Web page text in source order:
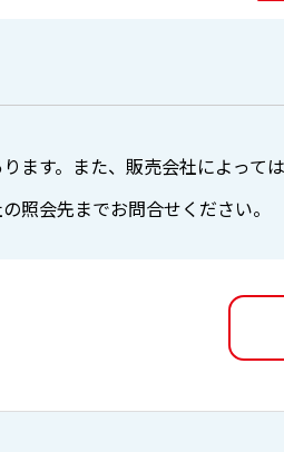
ます。また、販売会社によって
照会先までお問合せください。